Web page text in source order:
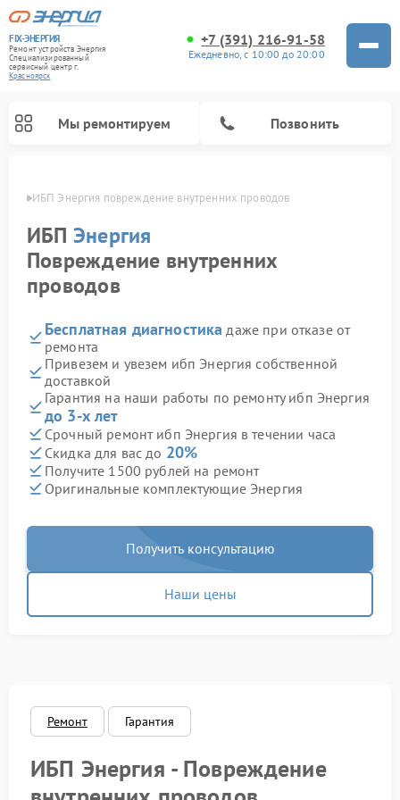
FIX-ЭНЕРГИЯ
Ремонт устройств Энергия
Специализированный
cервисный центр г.
Красноярск
+7 (391) 216-91-58
Ежедневно, с 10:00 до 20:00
Мы ремонтируем Позвонить
ИБП Энергия повреждение внутренних проводов
ИБП Энергия
Повреждение внутренних
проводов
Бесплатная диагностика даже при отказе от
ремонта
Привезем и увезем ибп Энергия собственной
доставкой
Гарантия на наши работы по ремонту ибп Энергия
до 3-х лет
Срочный ремонт ибп Энергия в течении часа
Скидка для вас до 20%
Получите 1500 рублей на ремонт
Оригинальные комплектующие Энергия
Получить консультацию
Наши цены
Ремонт Гарантия
ИБП Энергия - Повреждение